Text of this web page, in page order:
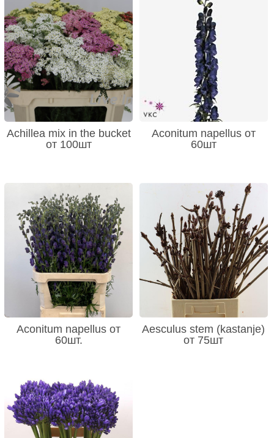
Achillea mix in the bucket
от 100шт
Aconitum napellus от
60шт
Aconitum napellus от
60шт.
Aesculus stem (kastanje)
от 75шт